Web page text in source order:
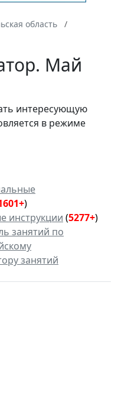
область
Май
интересующую
в режиме
)
инструкции (5277+)
занятий по
занятий